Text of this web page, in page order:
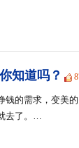
知道吗？
的需求，变美
去了。…